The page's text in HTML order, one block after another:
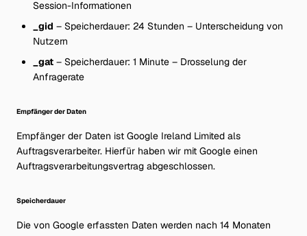
Session-Informationen
_gid – Speicherdauer: 24 Stunden – Unterscheidung von
Nutzern
_gat – Speicherdauer: 1 Minute – Drosselung der
Anfragerate
Empfänger der Daten
Empfänger der Daten ist Google Ireland Limited als
Auftragsverarbeiter. Hierfür haben wir mit Google einen
Auftragsverarbeitungsvertrag abgeschlossen.
Speicherdauer
Die von Google erfassten Daten werden nach 14 Monaten